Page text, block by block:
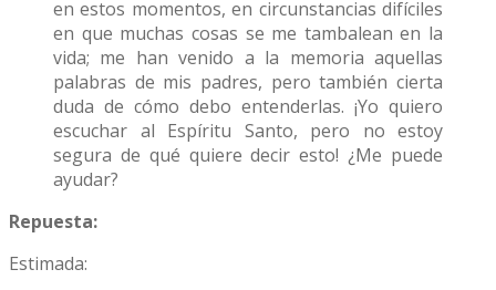
en estos momentos, en circunstancias difíciles
en que muchas cosas se me tambalean en la
vida; me han venido a la memoria aquellas
palabras de mis padres, pero también cierta
duda de cómo debo entenderlas. ¡Yo quiero
escuchar al Espíritu Santo, pero no estoy
segura de qué quiere decir esto! ¿Me puede
ayudar?
Repuesta:
Estimada: